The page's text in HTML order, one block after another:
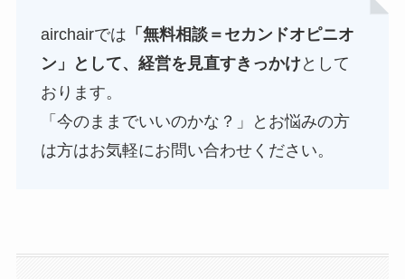
airchairでは 「無料相談＝セカンドオピニオ
ン」として、経営を見直すきっかけとして
おります。
「今のままでいいのかな？」とお悩みの方
は方はお気軽にお問い合わせください。